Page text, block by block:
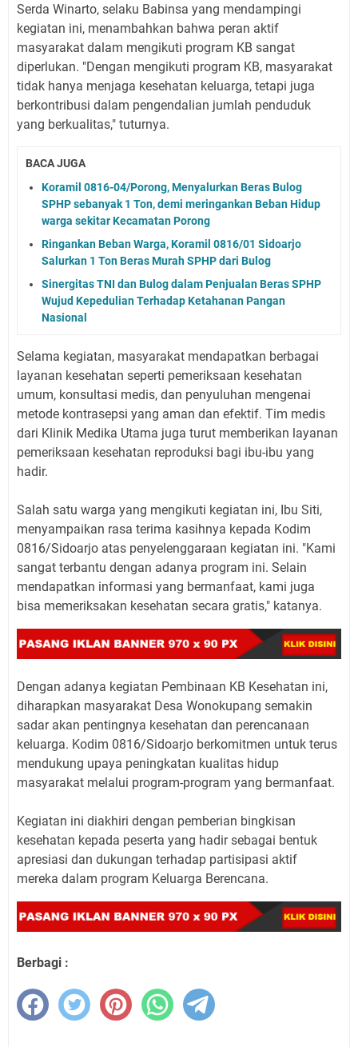
Serda Winarto, selaku Babinsa yang mendampingi
kegiatan ini, menambahkan bahwa peran aktif
masyarakat dalam mengikuti program KB sangat
diperlukan. "Dengan mengikuti program KB, masyarakat
tidak hanya menjaga kesehatan keluarga, tetapi juga
berkontribusi dalam pengendalian jumlah penduduk
yang berkualitas," tuturnya.
BACA JUGA
Koramil 0816-04/Porong, Menyalurkan Beras Bulog
SPHP sebanyak 1 Ton, demi meringankan Beban Hidup
warga sekitar Kecamatan Porong
Ringankan Beban Warga, Koramil 0816/01 Sidoarjo
Salurkan 1 Ton Beras Murah SPHP dari Bulog
Sinergitas TNI dan Bulog dalam Penjualan Beras SPHP
Wujud Kepedulian Terhadap Ketahanan Pangan
Nasional
Selama kegiatan, masyarakat mendapatkan berbagai
layanan kesehatan seperti pemeriksaan kesehatan
umum, konsultasi medis, dan penyuluhan mengenai
metode kontrasepsi yang aman dan efektif. Tim medis
dari Klinik Medika Utama juga turut memberikan layanan
pemeriksaan kesehatan reproduksi bagi ibu-ibu yang
hadir.
Salah satu warga yang mengikuti kegiatan ini, Ibu Siti,
menyampaikan rasa terima kasihnya kepada Kodim
0816/Sidoarjo atas penyelenggaraan kegiatan ini. "Kami
sangat terbantu dengan adanya program ini. Selain
mendapatkan informasi yang bermanfaat, kami juga
bisa memeriksakan kesehatan secara gratis," katanya.
Dengan adanya kegiatan Pembinaan KB Kesehatan ini,
diharapkan masyarakat Desa Wonokupang semakin
sadar akan pentingnya kesehatan dan perencanaan
keluarga. Kodim 0816/Sidoarjo berkomitmen untuk terus
mendukung upaya peningkatan kualitas hidup
masyarakat melalui program-program yang bermanfaat.
Kegiatan ini diakhiri dengan pemberian bingkisan
kesehatan kepada peserta yang hadir sebagai bentuk
apresiasi dan dukungan terhadap partisipasi aktif
mereka dalam program Keluarga Berencana.
Berbagi :